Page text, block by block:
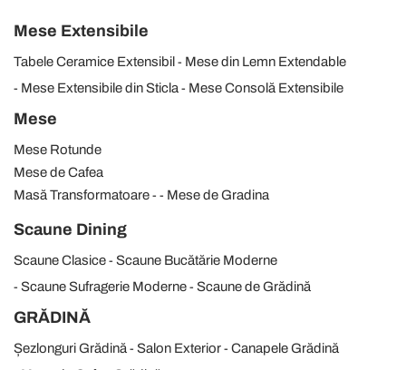
Mese Extensibile
Tabele Ceramice Extensibil
Mese din Lemn Extendable
Mese Extensibile din Sticla
Mese Consolă Extensibile
Mese
Mese Rotunde
Mese de Cafea
Masă Transformatoare
Mese de Gradina
Scaune Dining
Scaune Clasice
Scaune Bucătărie Moderne
Scaune Sufragerie Moderne
Scaune de Grădină
GRĂDINĂ
Șezlonguri Grădină Salon Exterior
Canapele Grădină